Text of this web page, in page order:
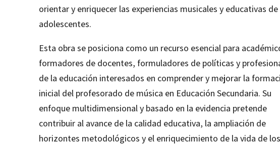
orientar y enriquecer las experiencias musicales y educativas
adolescentes.
Esta obra se posiciona como un recurso esencial para
formadores de docentes, formuladores de políticas y
de la educación interesados en comprender y mejorar la
inicial del profesorado de música en Educación Secundaria. Su
enfoque multidimensional y basado en la evidencia pretende
contribuir al avance de la calidad educativa, la ampliación de
horizontes metodológicos y el enriquecimiento de la vida de los